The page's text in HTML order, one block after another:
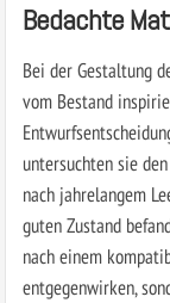
Bedachte
Bei der Gestaltung
vom Bestand
untersuchten sie
nach jahrelangem
guten Zustand
nach einem
entgegenwirken,